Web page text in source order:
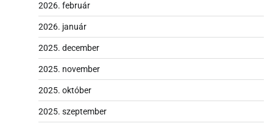
2026. február
2026. január
2025. december
2025. november
2025. október
2025. szeptember